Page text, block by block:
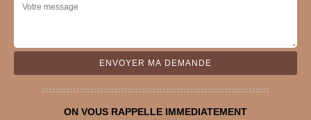
ON VOUS RAPPELLE IMMEDIATEMENT